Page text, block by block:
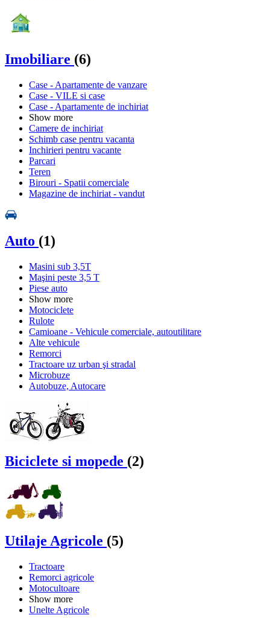
Imobiliare (6)
Case - Apartamente de vanzare
Case - VILE si case
Case - Apartamente de inchiriat
Show more
Camere de inchiriat
Schimb case pentru vacanta
Inchirieri pentru vacante
Parcari
Teren
Birouri - Spatii comerciale
Magazine de inchiriat - vandut
Auto (1)
Masini sub 3,5T
Maşini peste 3,5 T
Piese auto
Show more
Motociclete
Rulote
Camioane - Vehicule comerciale, autoutilitare
Alte vehicule
Remorci
Tractoare uz urban şi stradal
Microbuze
Autobuze, Autocare
Biciclete si mopede (2)
Utilaje Agricole (5)
Tractoare
Remorci agricole
Motocultoare
Show more
Unelte Agricole